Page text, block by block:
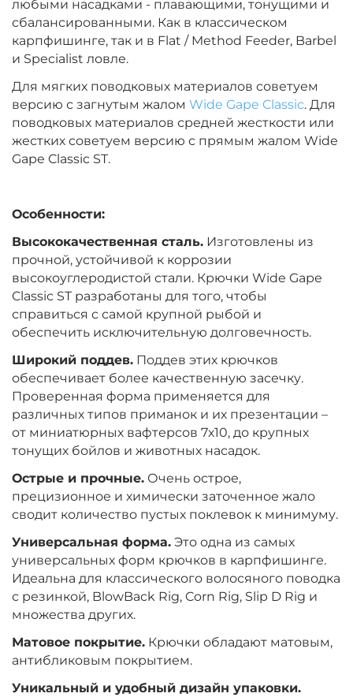
Размер крючка: № 2
любыми насадками - плавающими, тонущими и
сбалансированными. Как в классическом
карпфишинге, так и в Flat / Method Feeder, Barbel
и Specialist ловле.
Для мягких поводковых материалов советуем
версию с загнутым жалом Wide Gape Classic. Для
поводковых материалов средней жесткости или
жестких советуем версию с прямым жалом Wide
Gape Classic ST.
Особенности:
Высококачественная сталь. Изготовлены из
прочной, устойчивой к коррозии
высокоуглеродистой стали. Крючки Wide Gape
Classic ST разработаны для того, чтобы
справиться с самой крупной рыбой и
обеспечить исключительную долговечность.
Широкий поддев. Поддев этих крючков
обеспечивает более качественную засечку.
Проверенная форма применяется для
различных типов приманок и их презентации –
от миниатюрных вафтерсов 7х10, до крупных
тонущих бойлов и животных насадок.
Острые и прочные. Очень острое,
прецизионное и химически заточенное жало
сводит количество пустых поклевок к минимуму.
Универсальная форма. Это одна из самых
универсальных форм крючков в карпфишинге.
Идеальна для классического волосяного поводка
с резинкой, BlowBack Rig, Corn Rig, Slip D Rig и
множества других.
Матовое покрытие. Крючки обладают матовым,
антибликовым покрытием.
Уникальный и удобный дизайн упаковки.